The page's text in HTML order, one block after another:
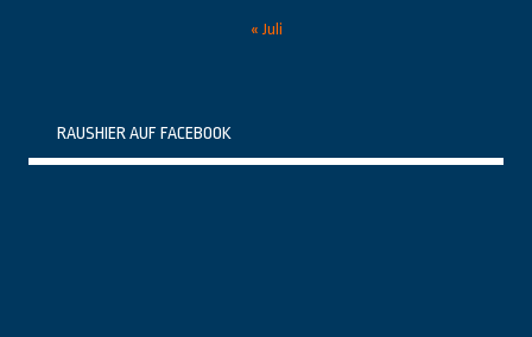
« Juli
RAUSHIER AUF FACEBOOK